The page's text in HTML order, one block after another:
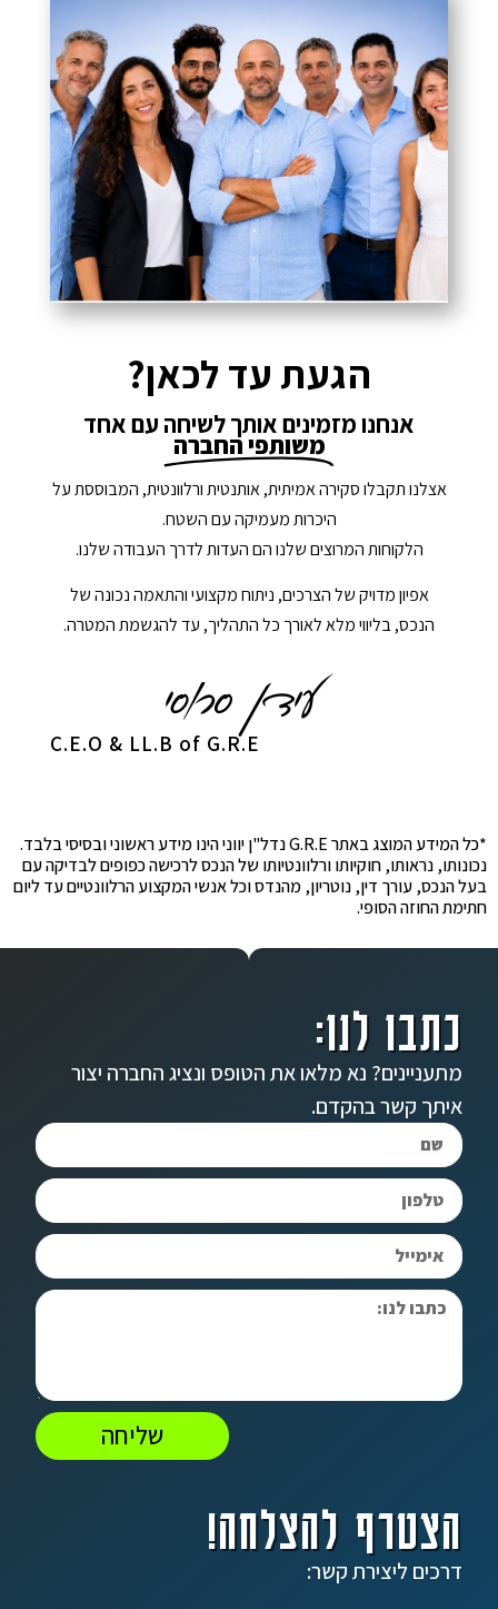
הגעת עד לכאן?
אנחנו מזמינים אותך לשיחה עם אחד
משותפי החברה
אצלנו תקבלו סקירה אמיתית, אותנטית ורלוונטית, המבוססת על
היכרות מעמיקה עם השטח.
הלקוחות המרוצים שלנו הם העדות לדרך העבודה שלנו.
אפיון מדויק של הצרכים, ניתוח מקצועי והתאמה נכונה של
הנכס, בליווי מלא לאורך כל התהליך, עד להגשמת המטרה.
C.E.O & LL.B of G.R.E
*כל המידע המוצג באתר G.R.E נדל"ן יווני הינו מידע ראשוני ובסיסי בלבד.
נכונותו, נראותו, חוקיותו ורלוונטיותו של הנכס לרכישה כפופים לבדיקה עם
בעל הנכס, עורך דין, נוטריון, מהנדס וכל אנשי המקצוע הרלוונטיים עד ליום
חתימת החוזה הסופי.
הצטרף להצלחה!
דרכים ליצירת קשר:
כתבו לנו:
מתעניינים? נא מלאו את הטופס ונציג החברה יצור
איתך קשר בהקדם.
שליחה